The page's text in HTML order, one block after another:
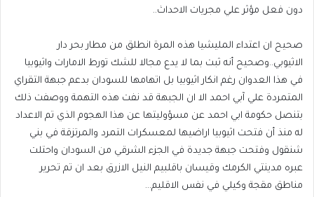
دون فعل مؤثر علي مجريات الاحداث..
صحيح ان اعتداء المليشيا هذه المرة انطلق من مطار بحر دار
الاثيوبي..وصحيح أنه ثبت بما لا يدع مجالا للشك تورط الامارات واثيوبيا
في هذا العدوان رغم انكار اثيوبيا بل اتهامها للسودان بدعم جبهة التقراي
المتمردة علي آبي احمد الا ان الجبهة قد نفت هذه التهمة ووصفت ذلك
بتنصل حكومة ابي احمد عن مسؤوليتها عن هذا الهجوم الذي تم الاعداد
له منذ أن فتحت اثيوبيا اراضيها لمعسكرات التمرد والمرتزقة في بني
شنقول وفتحت جبهة جديدة في الجزء الشرقي من السودان واحتلت
عبره مدينتي الكرمك وقيسان باقلبيم النيل الازرق بعد ان تم تحرير
مناطق مقجة وكيلي في نفس الاقليم…